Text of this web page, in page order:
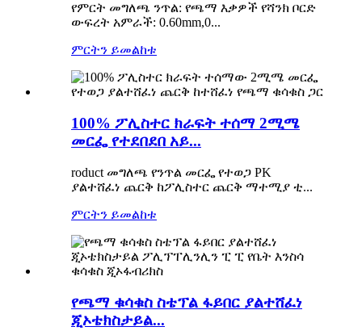
የምርት መግለጫ ንጥል: የጫማ እቃዎች የሻንክ ቦርድ
ውፍረት አምራች: 0.60mm,0...
ምርትን ይመልከቱ
100% ፖሊስተር ክራፍት ተሰማ 2ሚሜ
መርፌ የተደበደበ አይ...
roduct መግለጫ የንጥል መርፌ የተወጋ PK
ያልተሸፈነ ጨርቅ ከፖሊስተር ጨርቅ ማተሚያ ቲ...
ምርትን ይመልከቱ
የጫማ ቁሳቁስ ስቴፕል ፋይበር ያልተሸፈነ
ጂኦቴክስታይል...